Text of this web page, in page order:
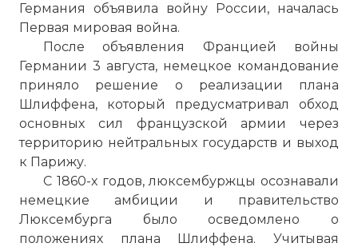
Германия объявила войну России, началась
Первая мировая война.
После объявления Францией войны
Германии 3 августа, немецкое командование
приняло решение о реализации плана
Шлиффена, который предусматривал обход
основных сил французской армии через
территорию нейтральных государств и выход
к Парижу.
С 1860-х годов, люксембуржцы осознавали
немецкие амбиции и правительство
Люксембурга было осведомлено о
положениях плана Шлиффена. Учитывая